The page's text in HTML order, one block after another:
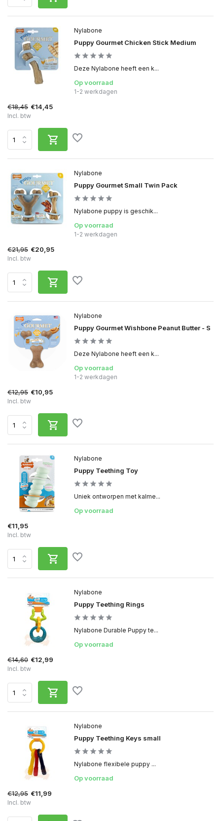
Nylabone
Puppy Teething Keys small
Nylabone flexibele puppy ...
Op voorraad
€12,95 €11,99
Incl. btw
Nylabone
Puppy Teething Rings
Nylabone Durable Puppy te...
Op voorraad
€14,60 €12,99
Incl. btw
Nylabone
Puppy Teething Toy
Uniek ontworpen met kalme...
Op voorraad
€11,95
Incl. btw
Nylabone
Puppy Gourmet Wishbone Peanut Butter - S
Deze Nylabone heeft een k...
Op voorraad
1-2 werkdagen
€12,95 €10,95
Incl. btw
Nylabone
Puppy Gourmet Small Twin Pack
Nylabone puppy is geschik...
Op voorraad
1-2 werkdagen
€21,95 €20,95
Incl. btw
Nylabone
Puppy Gourmet Chicken Stick Medium
Deze Nylabone heeft een k...
Op voorraad
1-2 werkdagen
€18,45 €14,45
Incl. btw